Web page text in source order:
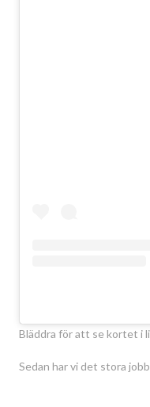
Bläddra för att se kortet i
Sedan har vi det stora